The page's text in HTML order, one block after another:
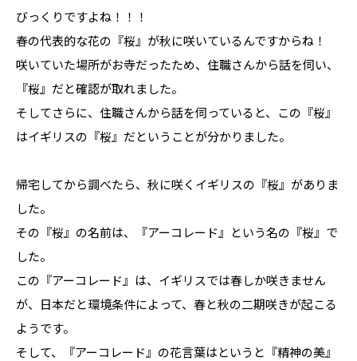
びっくりですよね！！！
春の代表的な花の『桜』が秋に咲いているんですからね！
咲いていた場所がお寺だったため、住職さんから話を伺い、
『桜』だと確認が取れました。
そしてさらに、住職さんから話を伺っていると、この『桜』
はイギリスの『桜』だということが分かりました。
帰宅してから調べたら、秋に咲くイギリスの『桜』がありま
した。
その『桜』の名前は、『アーコレード』という名の『桜』で
した。
この『アーコレード』は、イギリスでは春しか咲きません
が、日本だと環境条件によって、春と秋の二期咲きが起こる
ようです。
そして、『アーコレード』の花言葉はというと『精神の美』